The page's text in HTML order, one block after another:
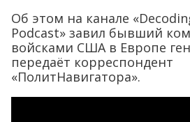
Об этом на канале
Podcast» завил бывший
войсками США в Европе
передаёт корреспондент
«ПолитНавигатора».